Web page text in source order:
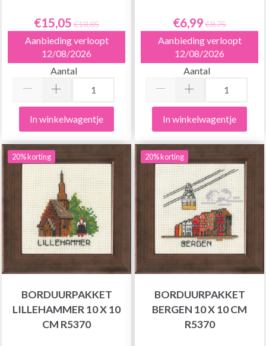
€15,05 €18,85
Aanbieding verloopt
12/08/2026
Aantal
In winkelwagentje
€6,99 €8,75
Aanbieding verloopt
12/08/2026
Aantal
In winkelwagentje
20% korting
BORDUURPAKKET
LILLEHAMMER 10 X 10
CM R5370
20% korting
BORDUURPAKKET
BERGEN 10 X 10 CM
R5370